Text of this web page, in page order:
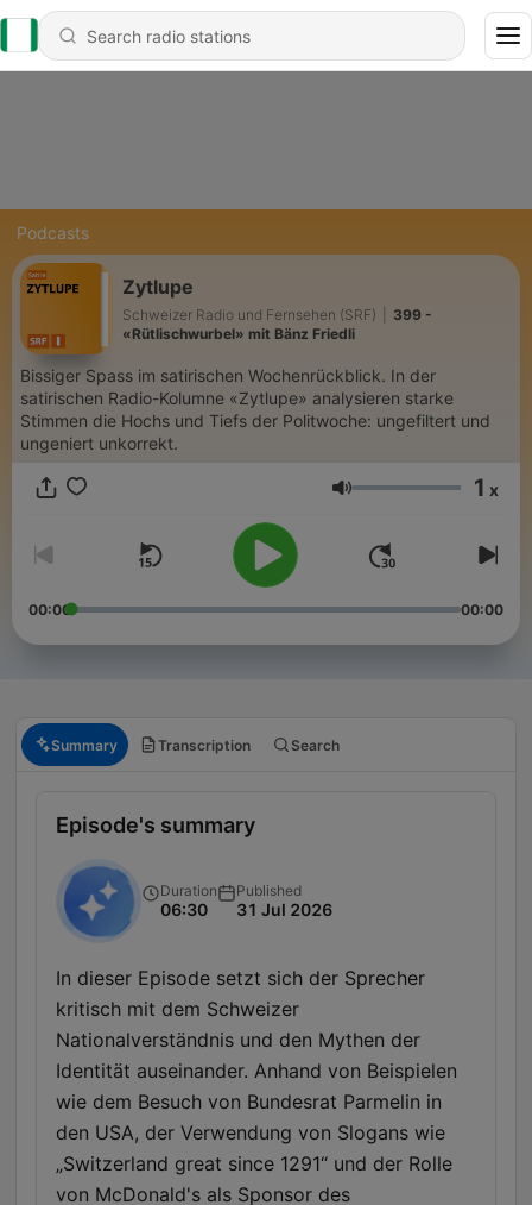
Podcasts
Zytlupe
Schweizer Radio und Fernsehen (SRF)
399 -
«Rütlischwurbel» mit Bänz Friedli
Bissiger Spass im satirischen Wochenrückblick. In der
satirischen Radio-Kolumne «Zytlupe» analysieren starke
Stimmen die Hochs und Tiefs der Politwoche: ungefiltert und
ungeniert unkorrekt.
Volume 1 x
00:00 00:00
Summary Transcription Search
Episode's summary
Duration
06:30
Published
31 Jul 2026
In dieser Episode setzt sich der Sprecher
kritisch mit dem Schweizer
Nationalverständnis und den Mythen der
Identität auseinander. Anhand von Beispielen
wie dem Besuch von Bundesrat Parmelin in
den USA, der Verwendung von Slogans wie
„Switzerland great since 1291“ und der Rolle
von McDonald's als Sponsor des